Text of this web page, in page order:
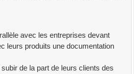
avec les entreprises devant
leurs produits une documentation
de la part de leurs clients des